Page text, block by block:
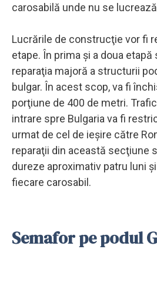
carosabilă unde nu se
Lucrările de construcţie vor fi
etape. În prima şi a doua
reparaţia majoră a structurii
bulgar. În acest scop, va fi
porţiune de 400 de metri.
intrare spre Bulgaria va fi
urmat de cel de ieşire către
reparaţii din această secţiune
dureze aproximativ patru luni
fiecare carosabil.
Semafor pe podul